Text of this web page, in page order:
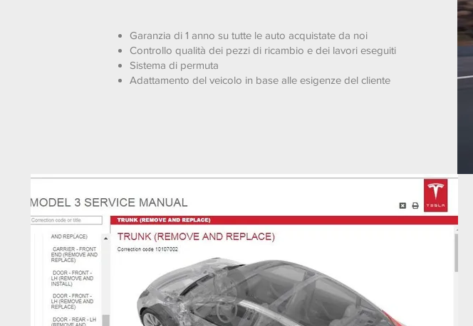
Garanzia di 1 anno su tutte le auto acquistate da noi
Controllo qualità dei pezzi di ricambio e dei lavori eseguiti
Sistema di permuta
Adattamento del veicolo in base alle esigenze del cliente